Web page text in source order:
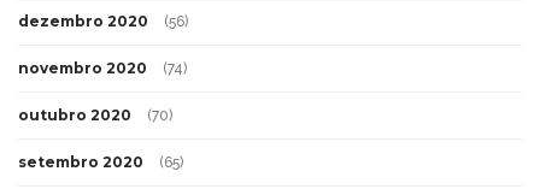
dezembro 2020 (56)
novembro 2020 (74)
outubro 2020 (70)
setembro 2020 (65)